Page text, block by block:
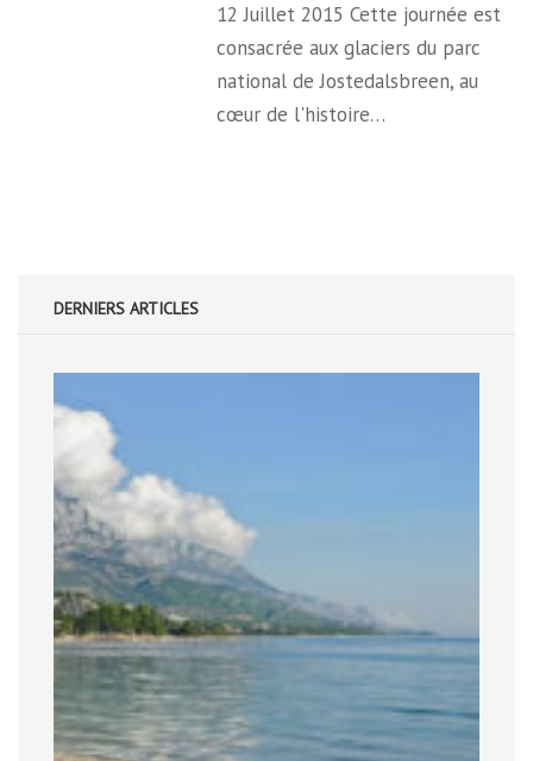
12 Juillet 2015 Cette journée est
consacrée aux glaciers du parc
national de Jostedalsbreen, au
cœur de l'histoire…
DERNIERS ARTICLES